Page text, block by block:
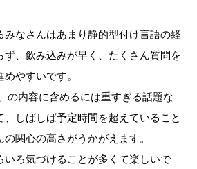
みなさんはあまり静的型付け言語の経
ず、飲み込みが早く、たくさん質問を
やすいです。
の内容に含めるには重すぎる話題な
、しばしば予定時間を超えていること
関心の高さがうかがえます。
いろ気づけることが多くて楽しいで